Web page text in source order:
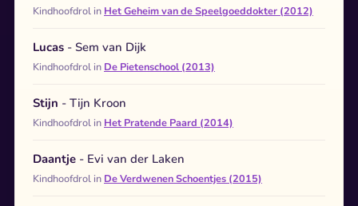
Kindhoofdrol in Het Geheim van de Speelgoeddokter (2012)
Lucas - Sem van Dijk
Kindhoofdrol in De Pietenschool (2013)
Stijn - Tijn Kroon
Kindhoofdrol in Het Pratende Paard (2014)
Daantje - Evi van der Laken
Kindhoofdrol in De Verdwenen Schoentjes (2015)